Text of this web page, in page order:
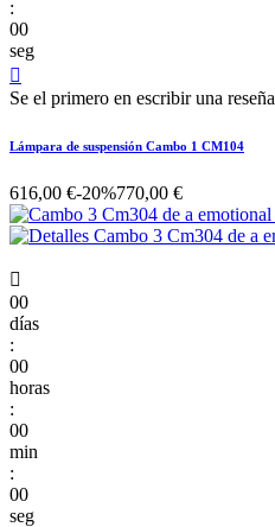
:
00
seg

Se el primero en escribir una reseña
Lámpara de suspensión Cambo 1 CM104
616,00 €-20%770,00 €

00
días
:
00
horas
:
00
min
:
00
seg